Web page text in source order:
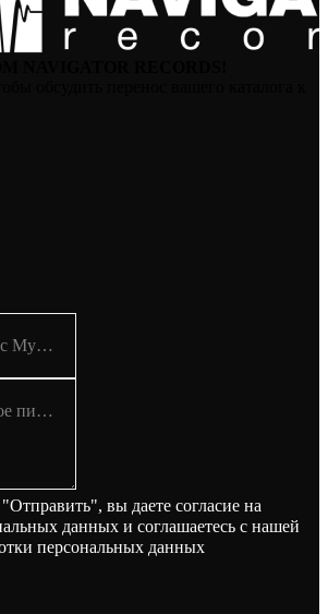
Ссылка на Яндекс Музыку
Сопроводительное письмо
вы даете согласие на
данных и соглашаетесь с нашей
персональных данных